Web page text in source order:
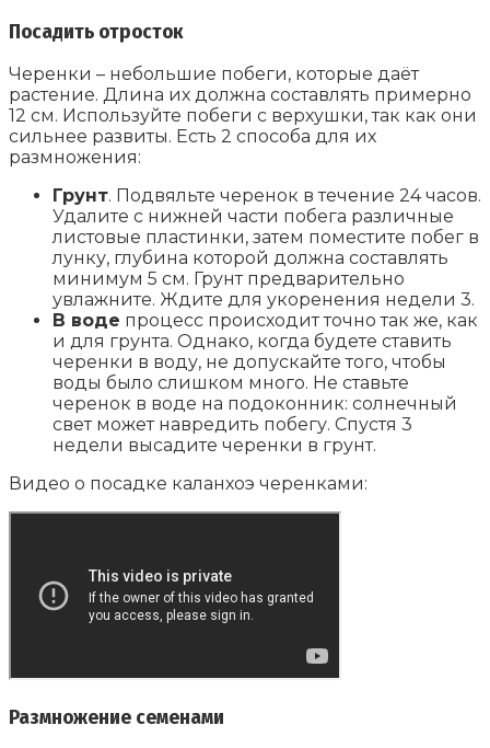
Посадить отросток
Черенки – небольшие побеги, которые даёт
растение. Длина их должна составлять примерно
12 см. Используйте побеги с верхушки, так как они
сильнее развиты. Есть 2 способа для их
размножения:
Грунт. Подвяльте черенок в течение 24 часов.
Удалите с нижней части побега различные
листовые пластинки, затем поместите побег в
лунку, глубина которой должна составлять
минимум 5 см. Грунт предварительно
увлажните. Ждите для укоренения недели 3.
В воде процесс происходит точно так же, как
и для грунта. Однако, когда будете ставить
черенки в воду, не допускайте того, чтобы
воды было слишком много. Не ставьте
черенок в воде на подоконник: солнечный
свет может навредить побегу. Спустя 3
недели высадите черенки в грунт.
Видео о посадке каланхоэ черенками:
Размножение семенами